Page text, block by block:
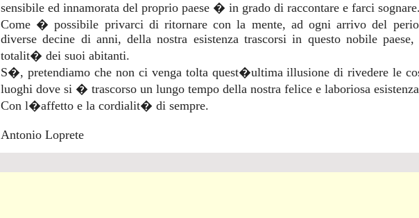
sensibile ed innamorata del proprio paese � in grado di raccontare e farci sognare.
Come � possibile privarci di ritornare con la mente, ad ogni arrivo del
diverse decine di anni, della nostra esistenza trascorsi in questo nobile
totalit� dei suoi abitanti.
S�, pretendiamo che non ci venga tolta quest�ultima illusione di rivedere le
luoghi dove si � trascorso un lungo tempo della nostra felice e laboriosa
Con l�affetto e la cordialit� di sempre.
Antonio Loprete